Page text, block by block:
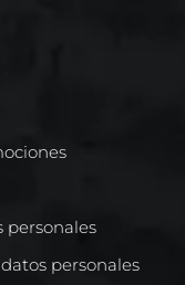
personales
personales